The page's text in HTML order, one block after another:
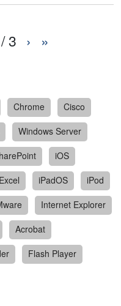
/3 › »
Chrome
Cisco
Windows Server
iOS
Excel iPadOS
iPod
Internet Explorer
Acrobat
Flash Player